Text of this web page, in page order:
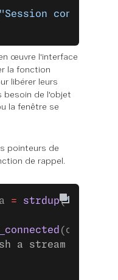
"Session
œuvre l'interface
la fonction
libérer leurs
besoin de l'objet
la fenêtre se
pointeurs de
de rappel.
= strdup(
a stream once